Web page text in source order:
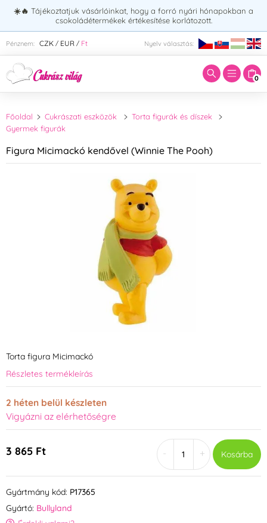
☀️🔥 Tájékoztatjuk vásárlóinkat, hogy a forró nyári hónapokban a
csokoládétermékek értékesítése korlátozott.
Pénznem: CZK / EUR / Ft Nyelv választás:
0
Adja meg a keresett kifejezést:
Főoldal Cukrászati eszközök
Torta figurák és díszek
Gyermek figurák
Figura Micimackó kendővel (Winnie The Pooh)
Torta figura Micimackó
Részletes termékleírás
2 héten belül készleten
Vigyázni az elérhetőségre
3 865 Ft + Kosárba
Gyártmány kód: P17365
Gyártó: Bullyland